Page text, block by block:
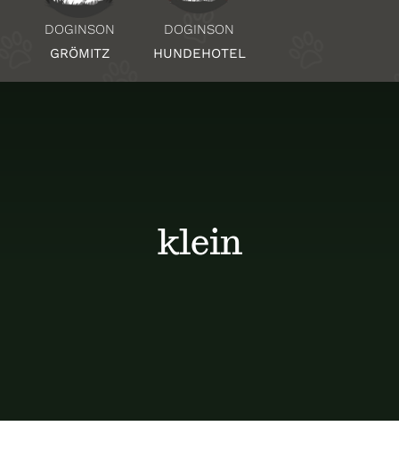
Über Uns
DOGINSON
GRÖMITZ
DOGINSON
HUNDEHOTEL
klein